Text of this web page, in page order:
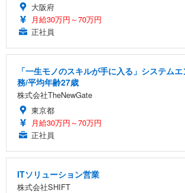
大阪府
月給30万円～70万円
正社員
「一生モノのスキルが手に入る」システム
務/平均年齢27歳
株式会社TheNewGate
東京都
月給30万円～70万円
正社員
ITソリューション営業
株式会社SHIFT